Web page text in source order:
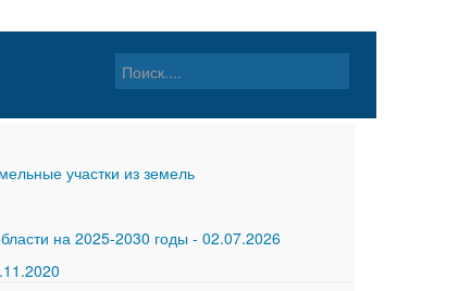
участки из земель
на 2025-2030 годы - 02.07.2026